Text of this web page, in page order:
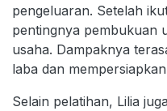
pengeluaran. Setelah
pentingnya pembukuan
usaha. Dampaknya
laba dan
Selain pelatihan, Lilia